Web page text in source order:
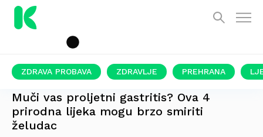
ZDRAVA PROBAVA ZDRAVLJE PREHRANA
Muči vas proljetni gastritis? Ova 4
prirodna lijeka mogu brzo smiriti
želudac